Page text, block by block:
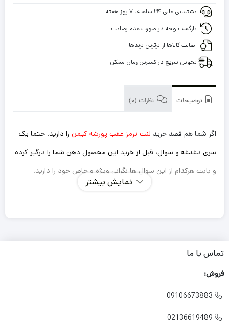
پشتیبانی عالی ۲۴ ساعته، ۷ روز هفته
بازگشت وجه در صورت عدم رضایت
اصالت کالاها از برترین برندها
تحویل سریع در کمترین زمان ممکن
توضیحات نظرات (0)
اگر شما هم قصد خرید لنت ترمز عقب پورشه کیمن را دارید. حتما یک
سری دغدغه و سوال، قبل از خرید این محصول ذهن شما را درگیر کرده
و بابت هرکدام از این سوال ها نگرانی ویژه و خاص خود را دارید.
طول عمر کوتاهی نداشته باشد و مجبور باشم بعد از یک مدت
نمایش بیشتر
تماس با ما
فروش:

09106673883

02136619489